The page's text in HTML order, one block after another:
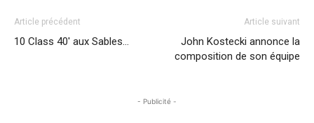
Article précédent
10 Class 40′ aux Sables…
Article suivant
John Kostecki annonce la
composition de son équipe
- Publicité -